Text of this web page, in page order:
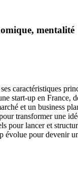
mentalité
caractéristiques
start-up en France,
et un business
transformer une
pour lancer et
évolue pour devenir